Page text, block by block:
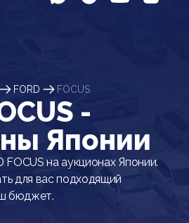
FORD FOCUS
-
Японии
на аукционах Японии.
для вас подходящий
бюджет.